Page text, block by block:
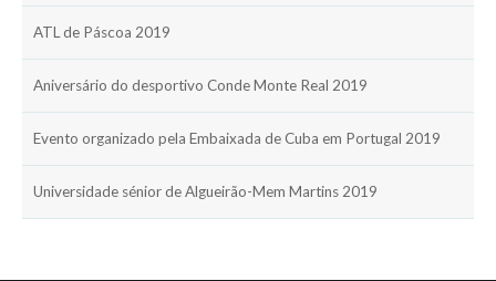
ATL de Páscoa 2019
Aniversário do desportivo Conde Monte Real 2019
Evento organizado pela Embaixada de Cuba em Portugal 2019
Universidade sénior de Algueirão-Mem Martins 2019